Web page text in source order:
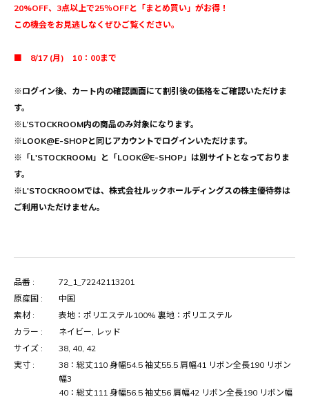
20%OFF、3点以上で25％OFFと「まとめ買い」がお得！
この機会をお見逃しなくぜひご覧ください。
■ 8/17 (月) 10：00まで
※ログイン後、カート内の確認画面にて割引後の価格をご確認いただけま
す。
※L’STOCKROOM内の商品のみ対象になります。
※LOOK@E-SHOPと同じアカウントでログインいただけます。
※「L'STOCKROOM」と「LOOK＠E-SHOP」は別サイトとなっておりま
す。
※L'STOCKROOMでは、株式会社ルックホールディングスの株主優待券は
ご利用いただけません。
品番 :
72_1_72242113201
原産国 :
中国
素材 :
表地：ポリエステル100% 裏地：ポリエステル
カラー :
ネイビー, レッド
サイズ :
38, 40, 42
実寸 :
38：総丈110 身幅54.5 袖丈55.5 肩幅41 リボン全長190 リボン
幅3
40：総丈111 身幅56.5 袖丈56 肩幅42 リボン全長190 リボン幅